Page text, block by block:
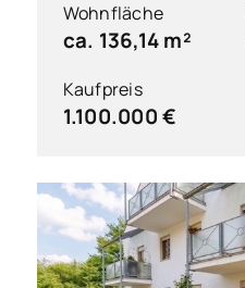
Wohnfläche
ca. 136,14 m²
Kaufpreis
1.100.000 €